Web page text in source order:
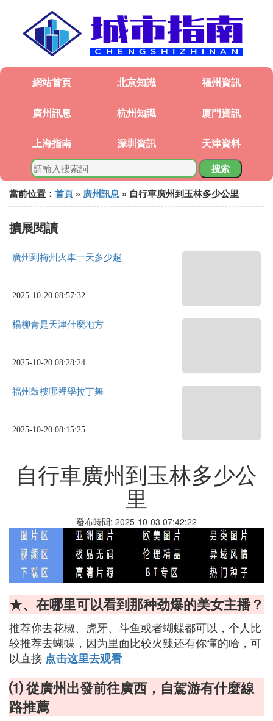
網站首頁 北京知識 福州資訊
廣州訊息 杭州知識 廈門資訊
上海指南 深圳資訊 天津資料
搜索
當前位置： 首頁 » 廣州訊息 » 自行車廣州到玉林多少公里
擴展閱讀
廣州到梅州火車一天多少趟
2025-10-20 08:57:32
楊柳青是天津什麼地方
2025-10-20 08:28:24
福州鼓樓哪裡學拉丁舞
2025-10-20 08:15:25
自行車廣州到玉林多少公
里
發布時間: 2025-10-03 07:42:22
★、在哪里可以看到那种劲爆的美女主播？
推荐你去花椒、虎牙、斗鱼或者蝴蝶都可以，个人比
较推荐去蝴蝶，因为里面比较火辣还有你懂的哈，可
以直接 点击这里去观看
⑴ 從廣州出發前往廣西，自駕游有什麼線
路推薦